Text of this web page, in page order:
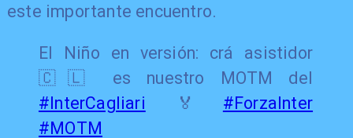
este importante encuentro.
El Niño en versión: crá asistidor
🇨🇱 es nuestro MOTM del
#InterCagliari 🏅 #ForzaInter
#MOTM